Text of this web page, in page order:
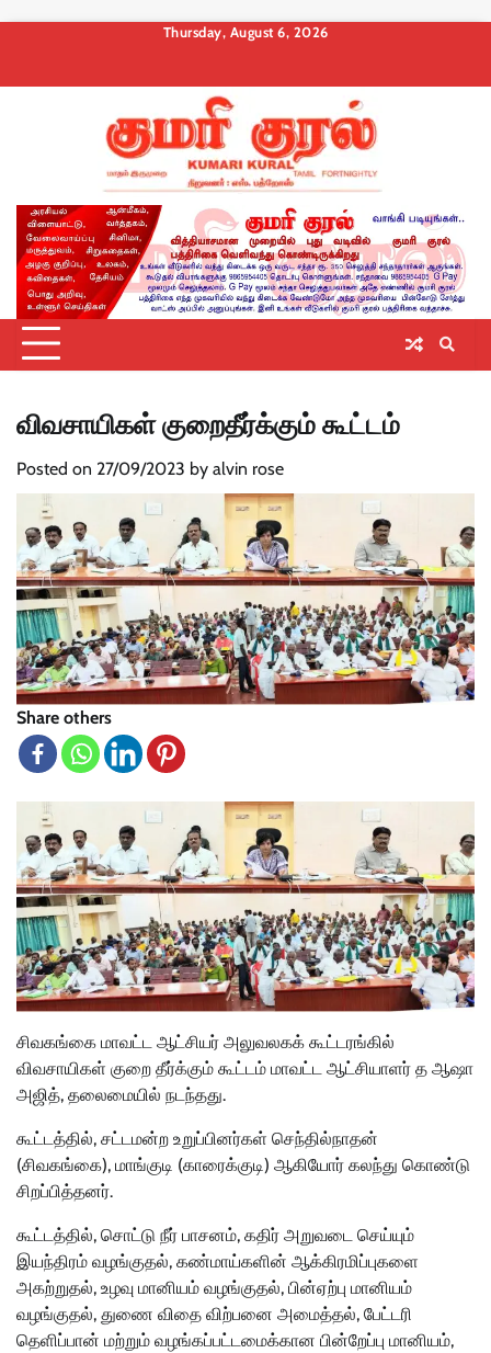
content
Thursday, August 6, 2026
Policy
Conditions
CheckoutCancel
விவசாயிகள் குறைதீர்க்கும் கூட்டம்
Posted on 27/09/2023 by alvin rose
Share others
சிவகங்கை மாவட்ட ஆட்சியர் அலுவலகக் கூட்டரங்கில்
விவசாயிகள் குறை தீர்க்கும் கூட்டம் மாவட்ட ஆட்சியாளர் த ஆஷா
அஜித், தலைமையில் நடந்தது.
கூட்டத்தில், சட்டமன்ற உறுப்பினர்கள் செந்தில்நாதன்
(சிவகங்கை), மாங்குடி (காரைக்குடி) ஆகியோர் கலந்து கொண்டு
சிறப்பித்தனர்.
கூட்டத்தில், சொட்டு நீர் பாசனம், கதிர் அறுவடை செய்யும்
இயந்திரம் வழங்குதல், கண்மாய்களின் ஆக்கிரமிப்புகளை
அகற்றுதல், உழவு மானியம் வழங்குதல், பின்ஏற்பு மானியம்
வழங்குதல், துணை விதை விற்பனை அமைத்தல், பேட்டரி
தெளிப்பான் மற்றும் வழங்கப்பட்டமைக்கான பின்றேப்பு மானியம்,